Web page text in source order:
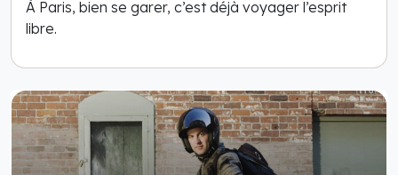
À Paris, bien se garer, c’est déjà voyager l’esprit
libre.